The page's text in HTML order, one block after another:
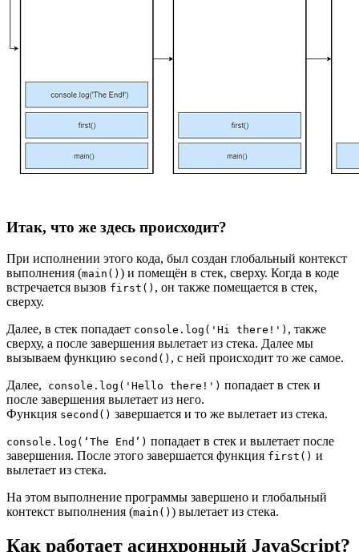
Итак, что же здесь происходит?
При исполнении этого кода, был создан глобальный контекст
выполнения (main() ) и помещён в стек, сверху. Когда в коде
встречается вызов first() , он также помещается в стек,
сверху.
Далее, в стек попадает console.log('Hi there!') , также
сверху, а после завершения вылетает из стека. Далее мы
вызываем функцию second() , с ней происходит то же самое.
Далее, console.log('Hello there!') попадает в стек и
после завершения вылетает из него.
Функция second() завершается и то же вылетает из стека.
console.log(‘The End’) попадает в стек и вылетает после
завершения. После этого завершается функция first() и
вылетает из стека.
На этом выполнение программы завершено и глобальный
контекст выполнения (main() ) вылетает из стека.
Как работает асинхронный JavaScript?